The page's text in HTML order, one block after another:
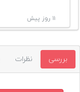
۱۱ روز پیش
بررسی نظرات